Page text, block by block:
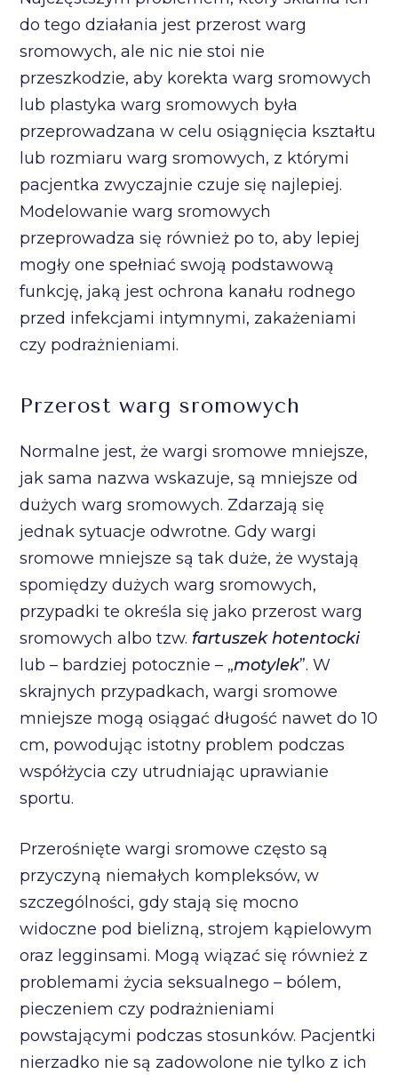
do tego działania jest przerost warg
sromowych, ale nic nie stoi nie
przeszkodzie, aby korekta warg sromowych
lub plastyka warg sromowych była
przeprowadzana w celu osiągnięcia kształtu
lub rozmiaru warg sromowych, z którymi
pacjentka zwyczajnie czuje się najlepiej.
Modelowanie warg sromowych
przeprowadza się również po to, aby lepiej
mogły one spełniać swoją podstawową
funkcję, jaką jest ochrona kanału rodnego
przed infekcjami intymnymi, zakażeniami
czy podrażnieniami.
Przerost warg sromowych
Normalne jest, że wargi sromowe mniejsze,
jak sama nazwa wskazuje, są mniejsze od
dużych warg sromowych. Zdarzają się
jednak sytuacje odwrotne. Gdy wargi
sromowe mniejsze są tak duże, że wystają
spomiędzy dużych warg sromowych,
przypadki te określa się jako przerost warg
sromowych albo tzw. fartuszek hotentocki
lub – bardziej potocznie – „motylek”. W
skrajnych przypadkach, wargi sromowe
mniejsze mogą osiągać długość nawet do 10
cm, powodując istotny problem podczas
współżycia czy utrudniając uprawianie
sportu.
Przerośnięte wargi sromowe często są
przyczyną niemałych kompleksów, w
szczególności, gdy stają się mocno
widoczne pod bielizną, strojem kąpielowym
oraz legginsami. Mogą wiązać się również z
problemami życia seksualnego – bólem,
pieczeniem czy podrażnieniami
powstającymi podczas stosunków. Pacjentki
nierzadko nie są zadowolone nie tylko z ich